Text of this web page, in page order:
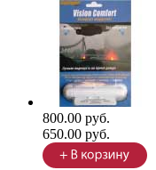
800.00 руб.
650.00 руб.